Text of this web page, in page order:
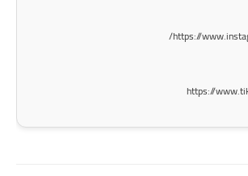
https://
https://